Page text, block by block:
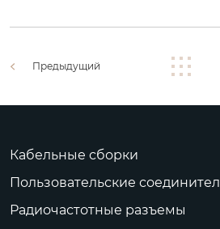
Предыдущий
Кабельные сборки
Пользовательские
Радиочастотные разъемы